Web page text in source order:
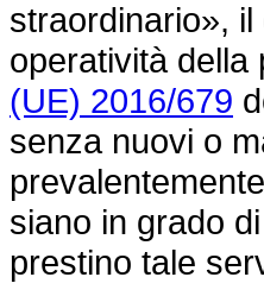
straordinario»,
operatività
(UE) 2016/679
senza nuovi o
siano in grado
prestino tale